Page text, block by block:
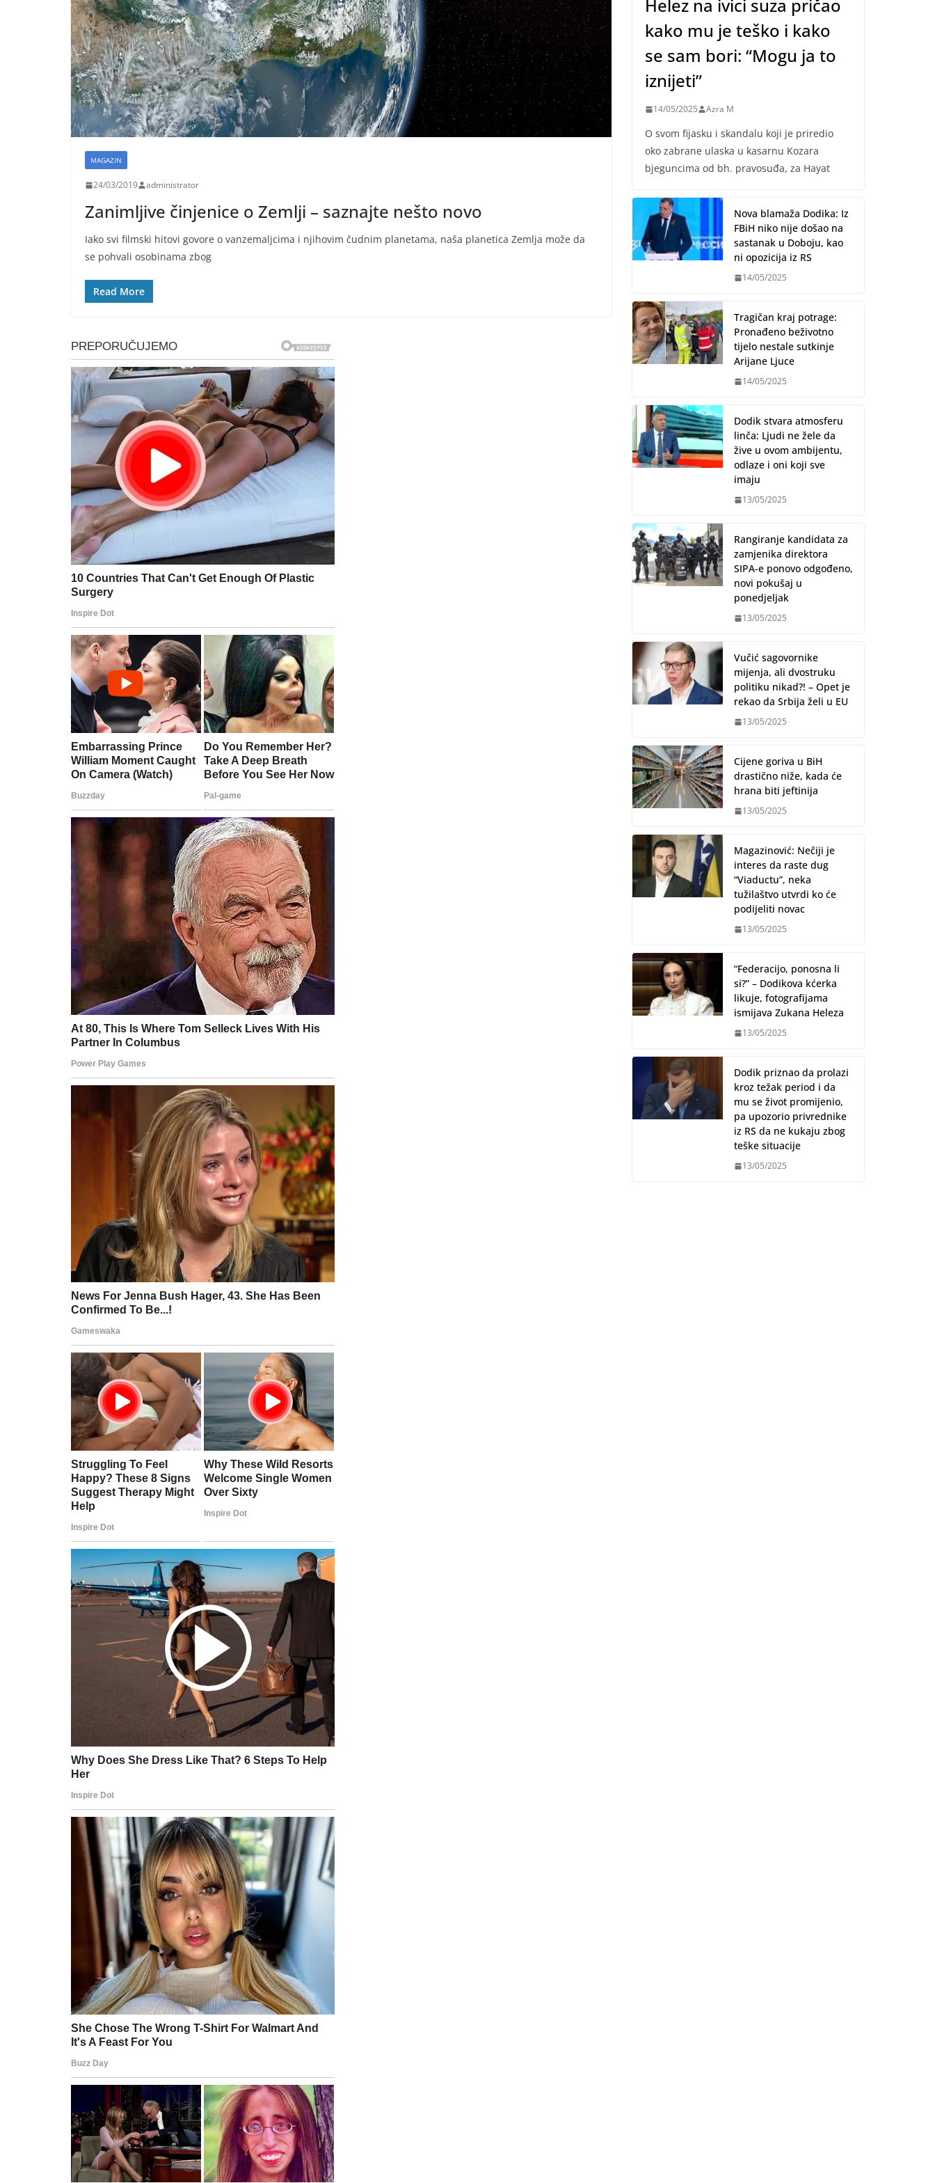
MAGAZIN
24/03/2019 administrator
Zanimljive činjenice o Zemlji – saznajte nešto novo
Iako svi filmski hitovi govore o vanzemaljcima i njihovim čudnim planetama, naša planetica Zemlja može da
se pohvali osobinama zbog
Read More
Helez na ivici suza pričao
kako mu je teško i kako
se sam bori: “Mogu ja to
iznijeti”
14/05/2025 Azra M
O svom fijasku i skandalu koji je priredio
oko zabrane ulaska u kasarnu Kozara
bjeguncima od bh. pravosuđa, za Hayat
Nova blamaža Dodika: Iz
FBiH niko nije došao na
sastanak u Doboju, kao
ni opozicija iz RS
14/05/2025
Tragičan kraj potrage:
Pronađeno beživotno
tijelo nestale sutkinje
Arijane Ljuce
14/05/2025
Dodik stvara atmosferu
linča: Ljudi ne žele da
žive u ovom ambijentu,
odlaze i oni koji sve
imaju
13/05/2025
Rangiranje kandidata za
zamjenika direktora
SIPA-e ponovo odgođeno,
novi pokušaj u
ponedjeljak
13/05/2025
Vučić sagovornike
mijenja, ali dvostruku
politiku nikad?! – Opet je
rekao da Srbija želi u EU
13/05/2025
Cijene goriva u BiH
drastično niže, kada će
hrana biti jeftinija
13/05/2025
Magazinović: Nečiji je
interes da raste dug
“Viaductu”, neka
tužilaštvo utvrdi ko će
podijeliti novac
13/05/2025
“Federacijo, ponosna li
si?” – Dodikova kćerka
likuje, fotografijama
ismijava Zukana Heleza
13/05/2025
Dodik priznao da prolazi
kroz težak period i da
mu se život promijenio,
pa upozorio privrednike
iz RS da ne kukaju zbog
teške situacije
13/05/2025